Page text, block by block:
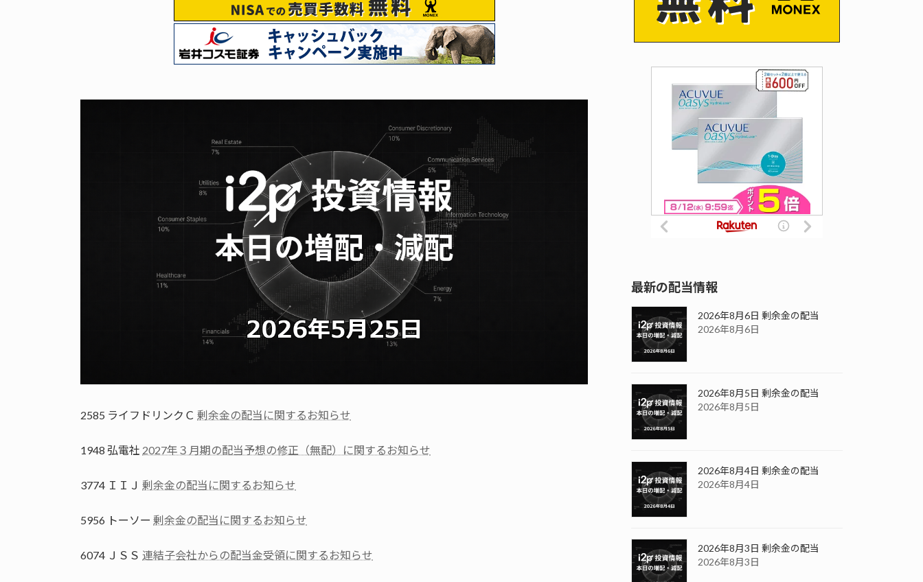
2585 ライフドリンクＣ 剰余金の配当に関するお知らせ
1948 弘電社 2027年３月期の配当予想の修正（無配）に関するお知らせ
3774 ＩＩＪ 剰余金の配当に関するお知らせ
5956 トーソー 剰余金の配当に関するお知らせ
6074 ＪＳＳ 連結子会社からの配当金受領に関するお知らせ
最新の配当情報
2026年8月6日 剰余金の配当
2026年8月6日
2026年8月5日 剰余金の配当
2026年8月5日
2026年8月4日 剰余金の配当
2026年8月4日
2026年8月3日 剰余金の配当
2026年8月3日